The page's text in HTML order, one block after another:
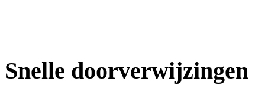
Snelle doorverwijzingen